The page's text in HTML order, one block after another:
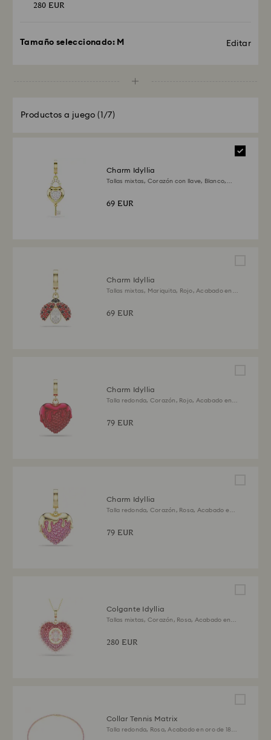
280 EUR
Tamaño seleccionado: M Editar
Productos a juego (1/7)
Charm Idyllia
Tallas mixtas, Corazón con llave, Blanco,
69 EUR
Charm Idyllia
Tallas mixtas, Mariquita, Rojo, Acabado en
69 EUR
Charm Idyllia
Talla redonda, Corazón, Rojo, Acabado en
79 EUR
Charm Idyllia
Talla redonda, Corazón, Rosa, Acabado en
79 EUR
Colgante Idyllia
Tallas mixtas, Corazón, Rosa, Acabado en
280 EUR
Collar Tennis Matrix
Talla redonda, Rosa, Acabado en oro de 18